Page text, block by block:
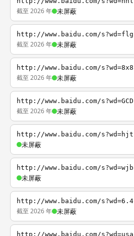
截至 2026 年 未屏蔽
http://www.baidu.com/s?wd=flg
截至 2026 年 未屏蔽
http://www.baidu.com/s?wd=8x8
截至 2026 年 未屏蔽
http://www.baidu.com/s?wd=GCD
截至 2026 年 未屏蔽
http://www.baidu.com/s?wd=hjt
未屏蔽
http://www.baidu.com/s?wd=wjb
未屏蔽
http://www.baidu.com/s?wd=6.4
截至 2026 年 未屏蔽
http://www.baidu.com/s?wd=usa